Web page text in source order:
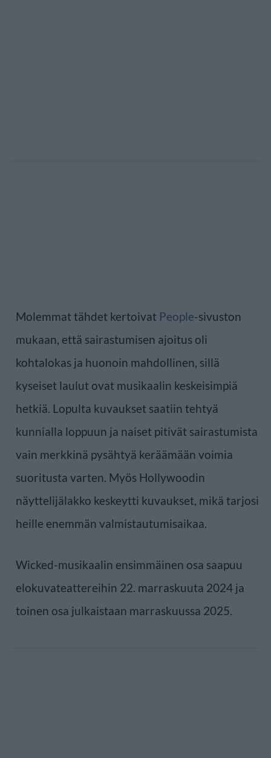
Molemmat tähdet kertoivat People-sivuston
mukaan, että sairastumisen ajoitus oli
kohtalokas ja huonoin mahdollinen, sillä
kyseiset laulut ovat musikaalin keskeisimpiä
hetkiä. Lopulta kuvaukset saatiin tehtyä
kunnialla loppuun ja naiset pitivät sairastumista
vain merkkinä pysähtyä keräämään voimia
suoritusta varten. Myös Hollywoodin
näyttelijälakko keskeytti kuvaukset, mikä tarjosi
heille enemmän valmistautumisaikaa.
Wicked-musikaalin ensimmäinen osa saapuu
elokuvateattereihin 22. marraskuuta 2024 ja
toinen osa julkaistaan marraskuussa 2025.